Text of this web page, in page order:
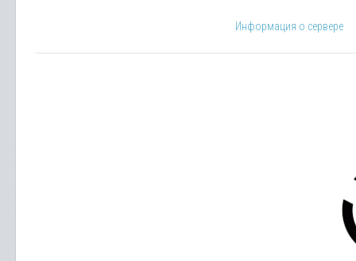
Информация о сервере